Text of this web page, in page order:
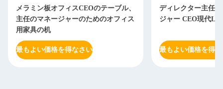
メラミン板オフィスCEOのテーブル、
主任のマネージャーのためのオフィス
用家具の机
最もよい価格を得なさい
ディレクター主任
ジャー CEO現代L
最もよい価格を得